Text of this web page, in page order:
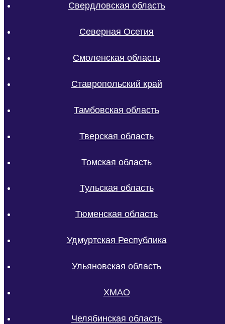
Свердловская область
Северная Осетия
Смоленская область
Ставропольский край
Тамбовская область
Тверская область
Томская область
Тульская область
Тюменская область
Удмуртская Республика
Ульяновская область
ХМАО
Челябинская область